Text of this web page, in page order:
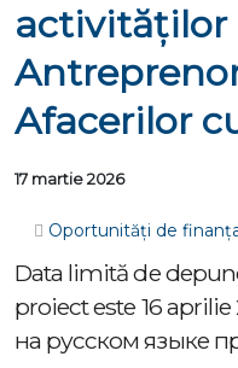
activităților
Afacerilor
17 martie 2026
Oportunități de
Data limită de
proiect este 16
на русском языке